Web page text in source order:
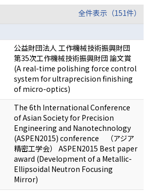
全件表示（151件）
公益財団法人 工作機械技術振興財団
第35次工作機械技術振興財団 論文賞
(A real-time polishing force control
system for ultraprecision finishing
of micro-optics)
The 6th International Conference
of Asian Society for Precision
Engineering and Nanotechnology
(ASPEN2015) conference （アジア
精密工学会） ASPEN2015 Best paper
award (Development of a Metallic-
Ellipsoidal Neutron Focusing
Mirror)